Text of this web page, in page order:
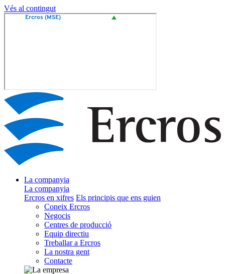
Vés al contingut
La companyia
La companyia
Ercros en xifres Els principis que ens guien
Coneix Ercros
Negocis
Centres de producció
Equip directiu
Treballar a Ercros
La nostra gent
Contacte